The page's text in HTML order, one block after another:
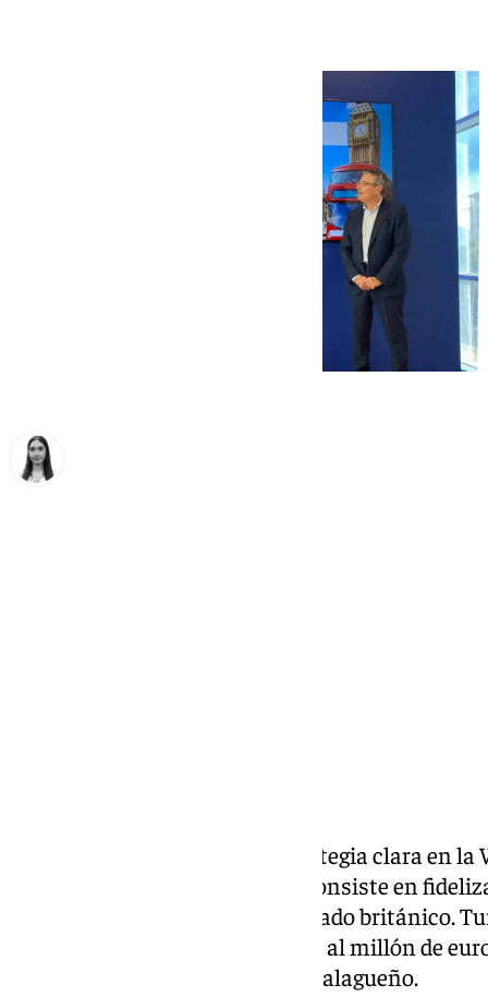
La Costa del Sol tiene una estrategia clara en
. El principal objetivo consiste en
liderazgo del destino en el mercado británico.
feria con una inversión cercana al millón de
entidades del sector turístico malagueño.